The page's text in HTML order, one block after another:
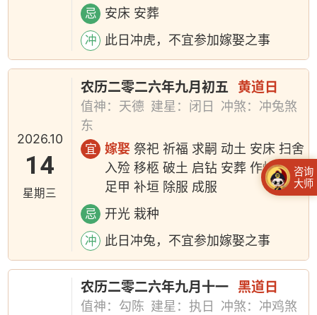
忌 安床 安葬
冲 此日冲虎，不宜参加嫁娶之事
2026.10
14
星期三
农历二零二六年九月初五 黄道日
值神：天德 建星：闭日
冲煞：冲兔煞
东
宜 嫁娶 祭祀 祈福 求嗣 动土 安床 扫舍
入殓 移柩 破土 启钻 安葬 作灶 整手
足甲 补垣 除服 成服
忌 开光 栽种
冲 此日冲兔，不宜参加嫁娶之事
农历二零二六年九月十一 黑道日
值神：勾陈 建星：执日
冲煞：冲鸡煞
咨询
大师